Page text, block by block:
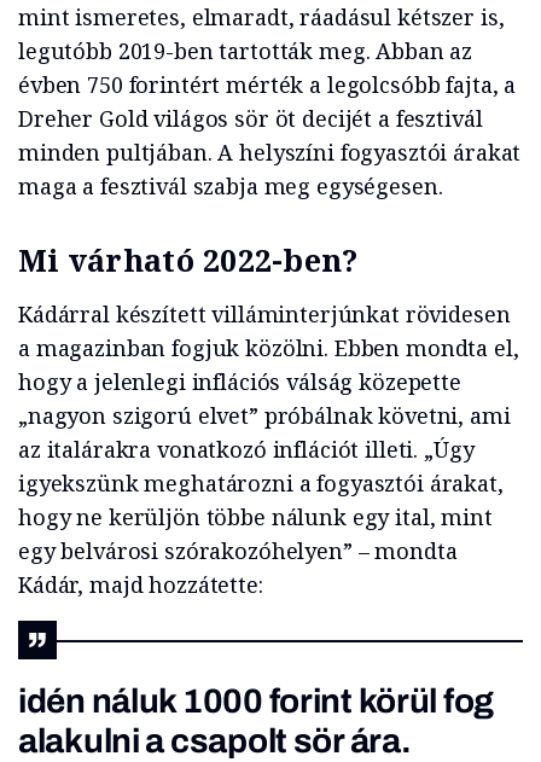
mint ismeretes, elmaradt, ráadásul kétszer is,
legutóbb 2019-ben tartották meg. Abban az
évben 750 forintért mérték a legolcsóbb fajta, a
Dreher Gold világos sör öt decijét a fesztivál
minden pultjában. A helyszíni fogyasztói árakat
maga a fesztivál szabja meg egységesen.
Mi várható 2022-ben?
Kádárral készített villáminterjúnkat rövidesen
a magazinban fogjuk közölni. Ebben mondta el,
hogy a jelenlegi inflációs válság közepette
„nagyon szigorú elvet” próbálnak követni, ami
az italárakra vonatkozó inflációt illeti. „Úgy
igyekszünk meghatározni a fogyasztói árakat,
hogy ne kerüljön többe nálunk egy ital, mint
egy belvárosi szórakozóhelyen” – mondta
Kádár, majd hozzátette:
idén náluk 1000 forint körül fog
alakulni a csapolt sör ára.